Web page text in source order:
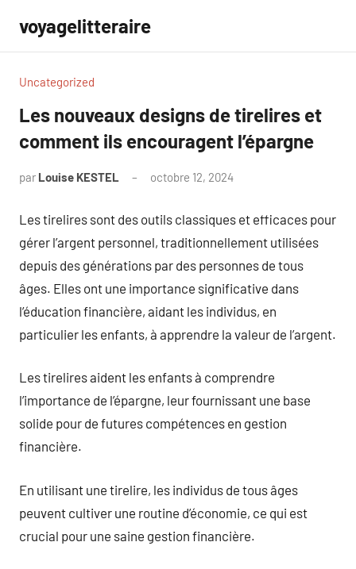
contenu
voyagelitteraire
Uncategorized
Les nouveaux designs de tirelires et
comment ils encouragent l’épargne
par Louise KESTEL octobre 12, 2024
Les tirelires sont des outils classiques et efficaces pour
gérer l’argent personnel, traditionnellement utilisées
depuis des générations par des personnes de tous
âges. Elles ont une importance significative dans
l’éducation financière, aidant les individus, en
particulier les enfants, à apprendre la valeur de l’argent.
Les tirelires aident les enfants à comprendre
l’importance de l’épargne, leur fournissant une base
solide pour de futures compétences en gestion
financière.
En utilisant une tirelire, les individus de tous âges
peuvent cultiver une routine d’économie, ce qui est
crucial pour une saine gestion financière.